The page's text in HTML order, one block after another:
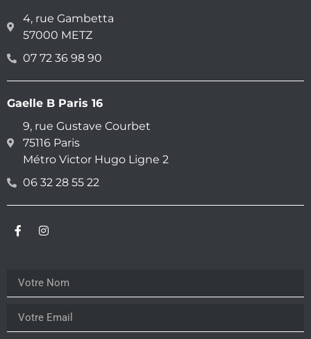
4, rue Gambetta
57000 METZ
07 72 36 98 90
Gaelle B Paris 16
9, rue Gustave Courbet
75116 Paris
Métro Victor Hugo Ligne 2
06 32 28 55 22